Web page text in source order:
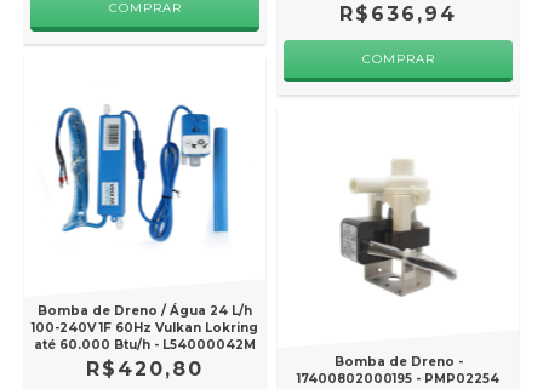
R$636,94
Bomba de Dreno / Água 24 L/h
100-240V 1F 60Hz Vulkan Lokring
até 60.000 Btu/h - L54000042M
R$420,80
Bomba de Dreno -
17400802000195 - PMP02254